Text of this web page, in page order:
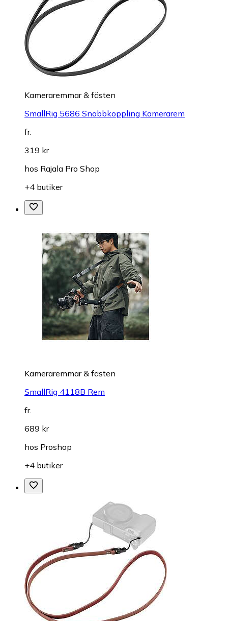
Kameraremmar & fästen
SmallRig 5686 Snabbkoppling Kamerarem
fr.
319 kr
hos Rajala Pro Shop
+4 butiker
Kameraremmar & fästen
SmallRig 4118B Rem
fr.
689 kr
hos Proshop
+4 butiker